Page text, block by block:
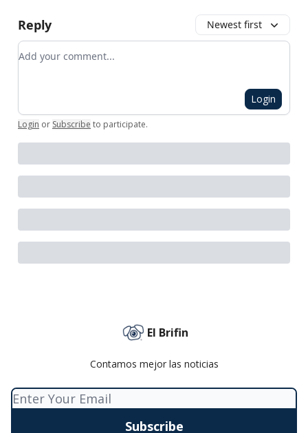
Reply Newest first
Add your comment
Login
Login or Subscribe to participate.
El Brifin
Contamos mejor las noticias